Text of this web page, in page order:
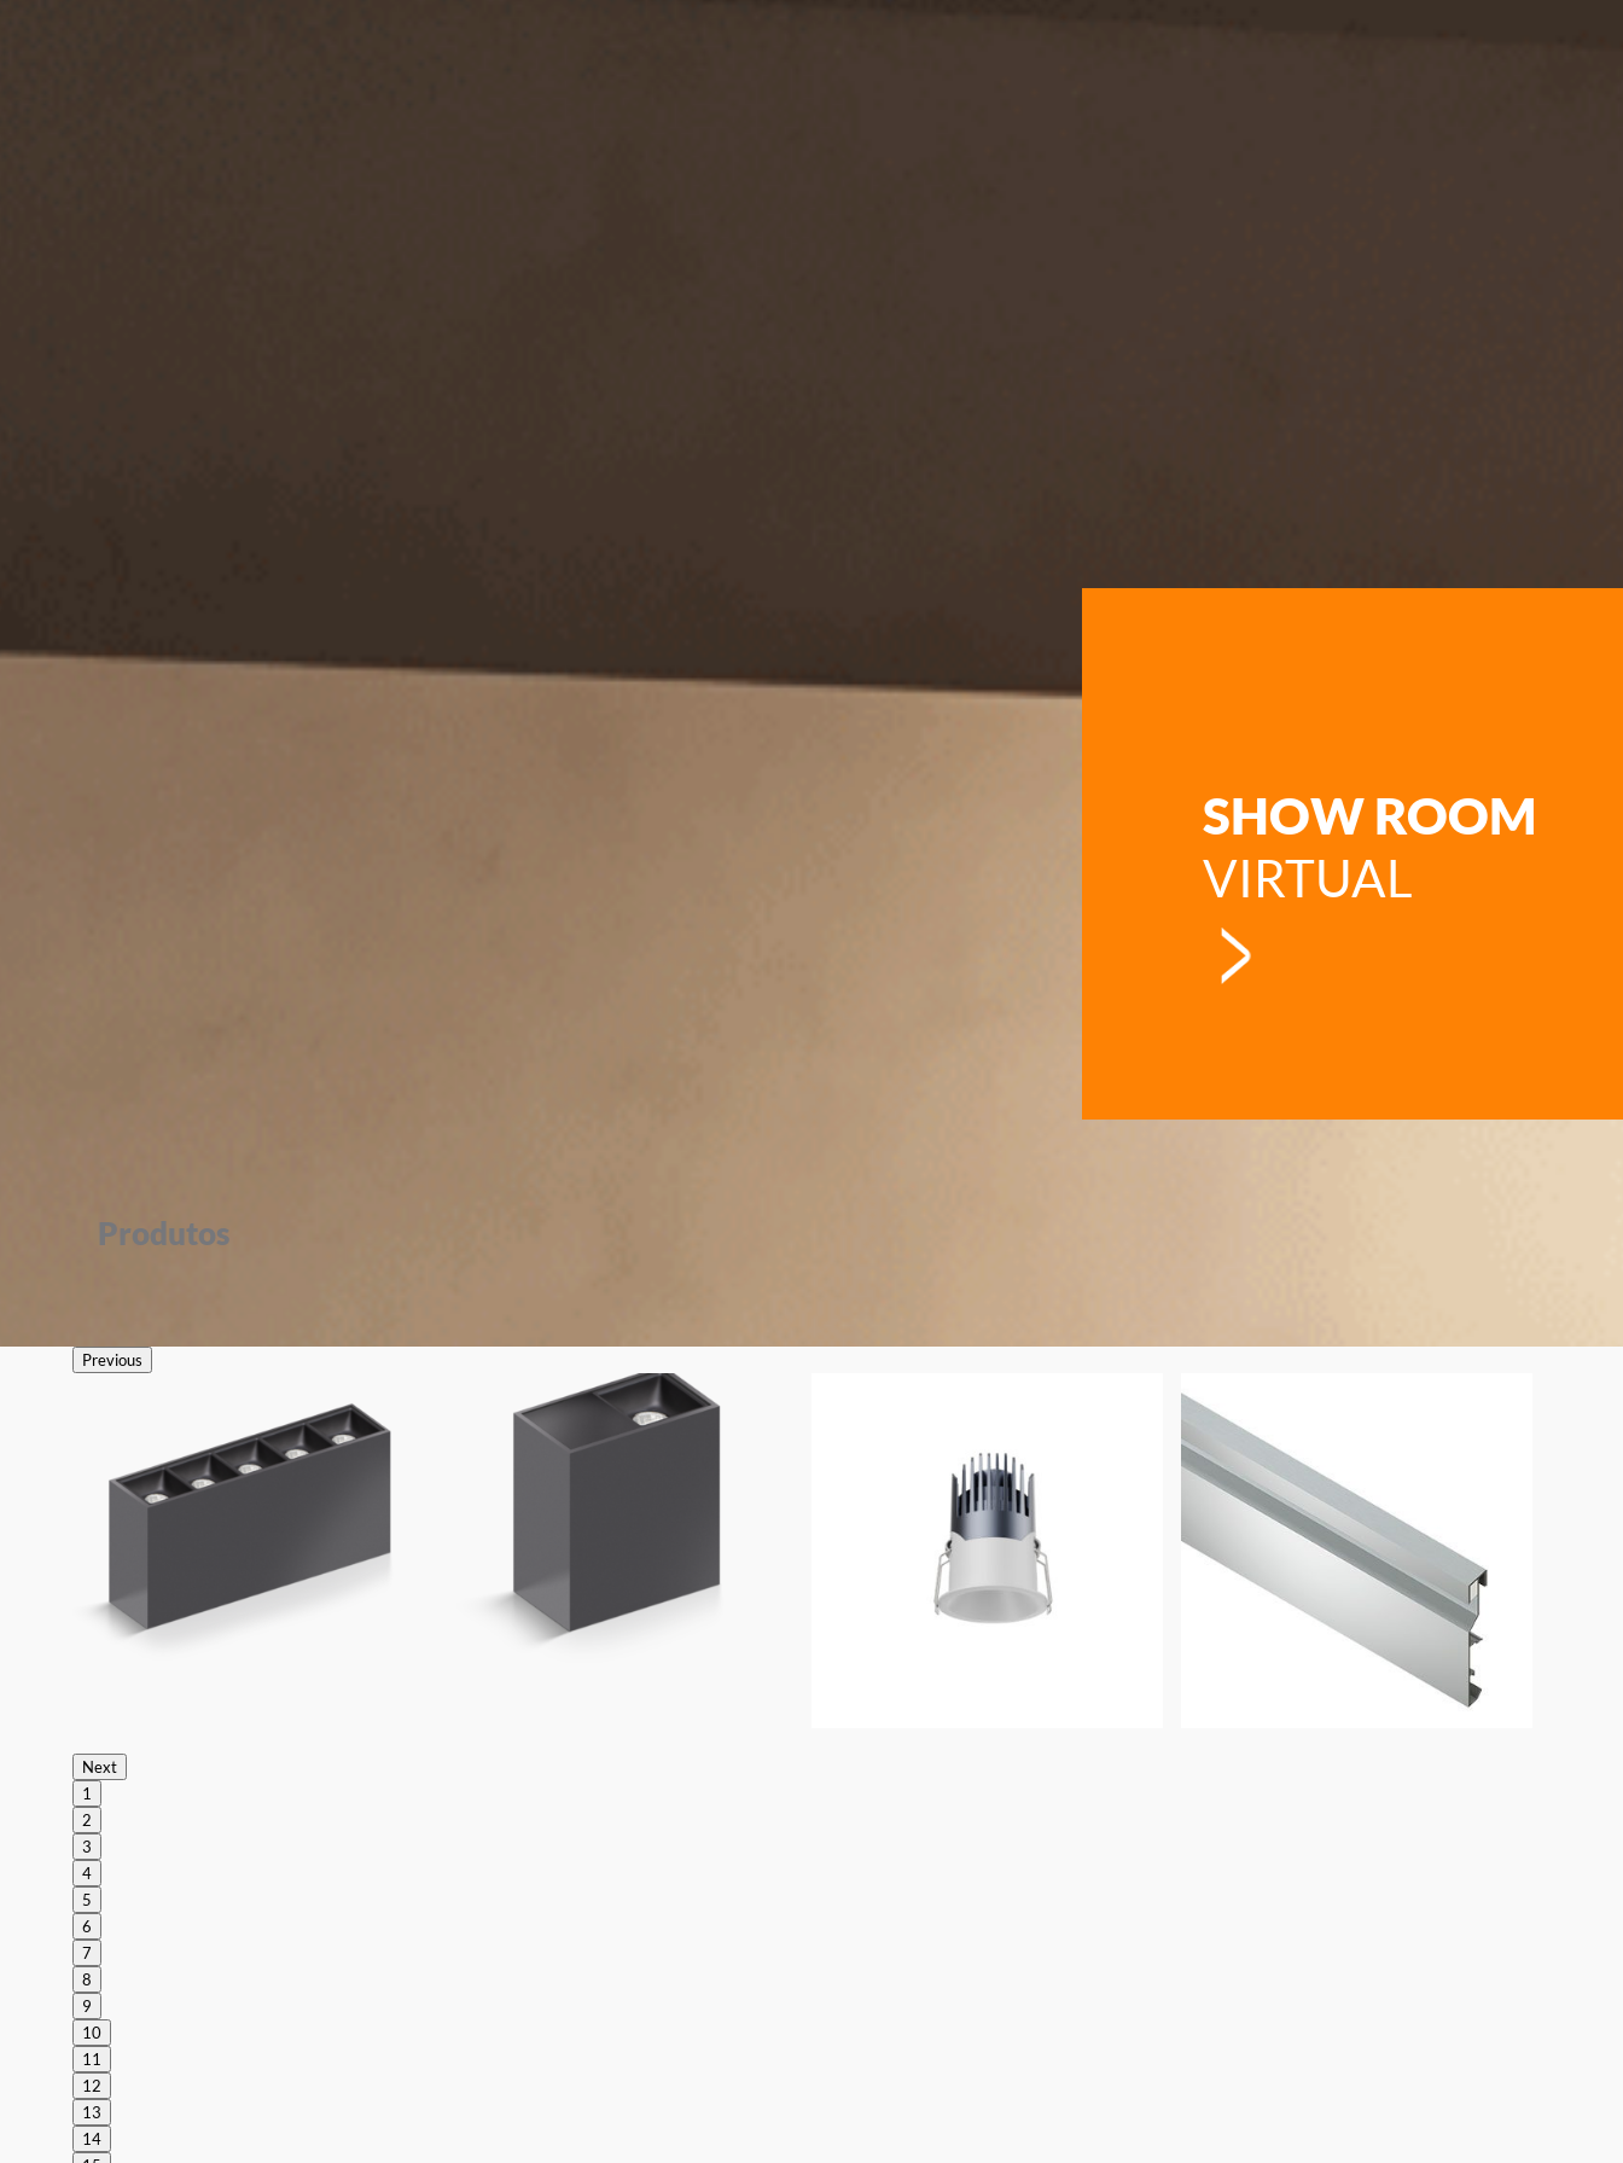
SHOW ROOM
VIRTUAL
Produtos
Previous
Next
1
2
3
4
5
6
7
8
9
10
11
12
13
14